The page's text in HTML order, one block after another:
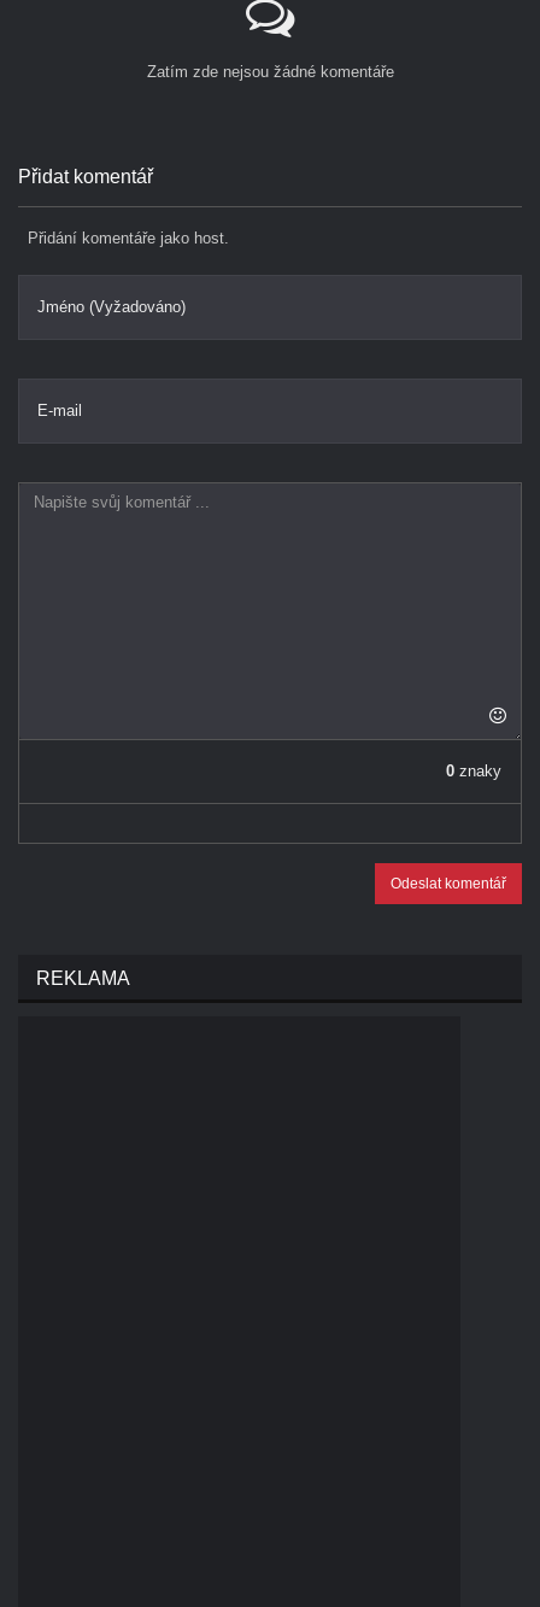
Zatím zde nejsou žádné komentáře
Přidat komentář
Přidání komentáře jako host.
Jméno (Vyžadováno)
E-mail
0 znaky
Odeslat komentář
REKLAMA